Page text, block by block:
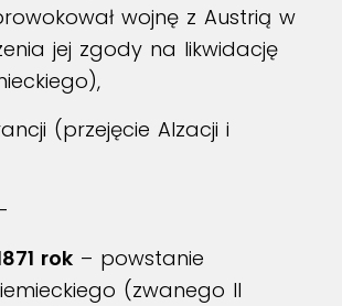
wojnę z Austrią w
jej zgody na likwidację
(przejęcie Alzacji i
rok – powstanie
(zwanego II